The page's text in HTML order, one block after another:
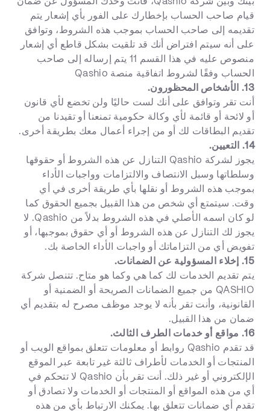
قيام صاحب الحساب بإخطارك على الفور بأي إشعار يتم
تقديمه إلى صاحب الحساب بموجب هذه الشروط، وتوافق
على أنه سيتم افتراض أنك قد تلقيت بشكل قاطع أي إشعار
منصوص عليه في هذا القسم 11 يتم إرساله إلى صاحب
الحساب وفقًا لشروط اتفاقية منصة Qashio
13. الأشخاص المحظورون.
أنت تقر وتوافق على أنك لست حاليًا ولن تخضع لأي قانون
أو لائحة أو قائمة لأي وكالة حكومية تمنعنا أو تقيدنا من
تقديم البطاقات لك أو من إجراء أعمال معك بطريقة أخرى.
14. التعيين.
يجوز لشركة Qashio التنازل عن هذه الشروط أو حقوقها
وسلطاتها وسبل الانتصاف والالتزامات وواجبات الأداء
بموجب هذه الشروط أو نقلها بأي طريقة أخرى في أي
وقت. سيتمتع أي شخص من هذا القبيل بجميع الحقوق كما
لو كان اسمه الأصلي في هذه الشروط بدلاً من Qashio. لا
يجوز لك التنازل عن هذه الشروط أو أي حقوق بموجبها، أو
تفويض أي من التزاماتك أو واجبات الأداء الخاصة بك.
15. إخلاء المسؤولية عن الضمانات.
يتم تقديم الخدمات لك كما هي وكما هو متاح. تتنصل شركة
QASHIO من جميع الضمانات الصريحة أو الضمنية أو
القانونية، وأنت تقر بأنه لا يوجد موظف مصرح له بتقديم أي
ضمان من هذا القبيل.
16. مواقع أو خدمات الطرف الثالث.
قد تقدم Qashio روابط أو معلومات تتعلق بمواقع الويب أو
المنتجات أو الخدمات لأطراف ثالثة غير تابعة عبر الموقع
الإلكتروني أو غير ذلك. أنت تقر بأن Qashio لا تتحكم في
أي من هذه المواقع أو المنتجات أو الخدمات ولا تصادق أو
تقدم أي ضمانات تتعلق بها. يمكنك الارتباط بأي من هذه